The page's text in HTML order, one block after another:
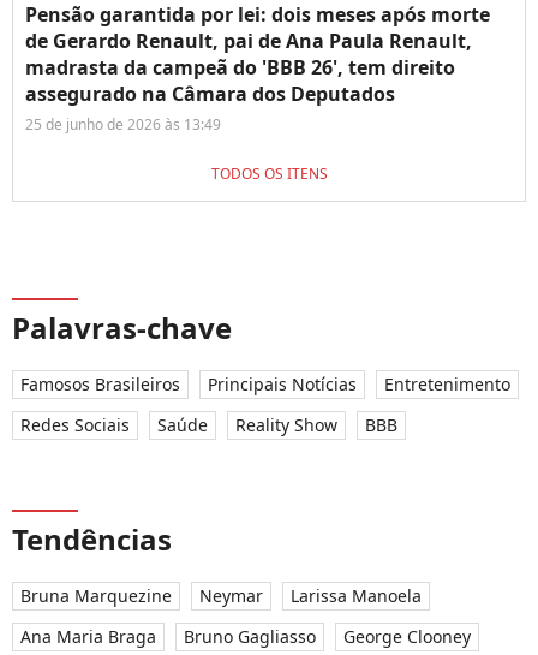
Pensão garantida por lei: dois meses após morte
de Gerardo Renault, pai de Ana Paula Renault,
madrasta da campeã do 'BBB 26', tem direito
assegurado na Câmara dos Deputados
25 de junho de 2026 às 13:49
TODOS OS ITENS
Palavras-chave
Famosos Brasileiros Principais Notícias
Entretenimento
Redes Sociais
Saúde Reality Show BBB
Tendências
Bruna Marquezine Neymar
Larissa Manoela
Ana Maria Braga
Bruno Gagliasso George Clooney